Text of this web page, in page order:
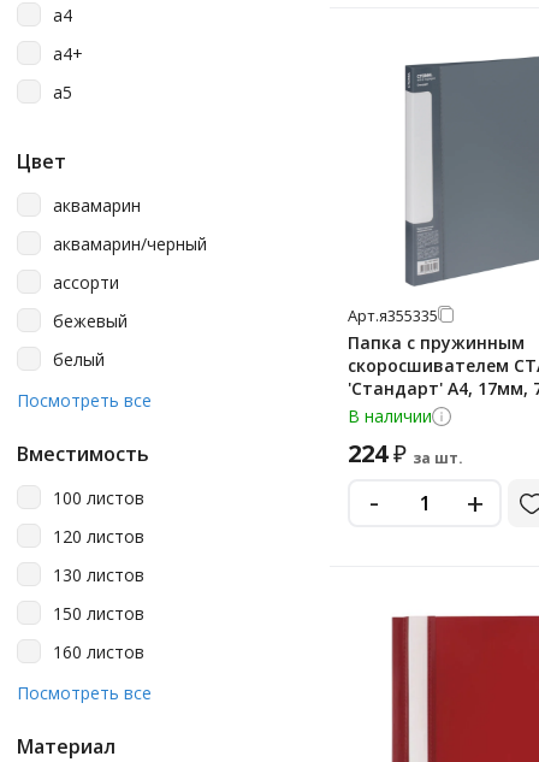
a4
a4+
a5
Цвет
аквамарин
аквамарин/черный
ассорти
бежевый
белый
бесцветный
зеленый хамелеон
коралловый
Посмотреть все
Вместимость
100 листов
120 листов
130 листов
150 листов
160 листов
200 листов
Посмотреть все
Материал
Арт.я355335
Папка с пружинным
скоросшивателем
'Стандарт' А4, 17мм,
пластик, серая
В наличии
224₽ за шт.
- +